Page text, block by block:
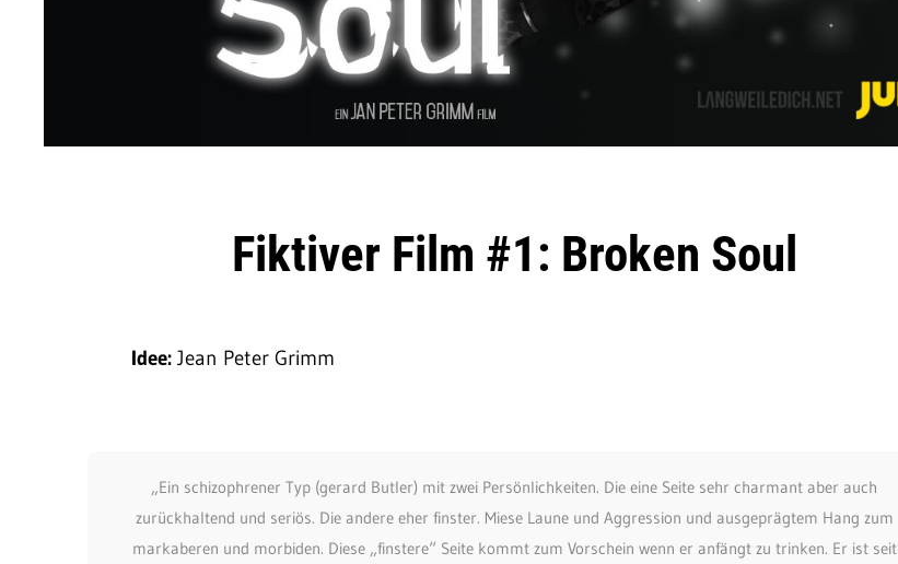
Fiktiver Film #1: Broken Soul
Idee: Jean Peter Grimm
„Ein schizophrener Typ (gerard Butler) mit zwei Persönlichkeiten. Die eine Seite sehr charmant aber auch
zurückhaltend und seriös. Die andere eher finster. Miese Laune und Aggression und ausgeprägtem Hang zum
markaberen und morbiden. Diese „finstere“ Seite kommt zum Vorschein wenn er anfängt zu trinken. Er ist seit